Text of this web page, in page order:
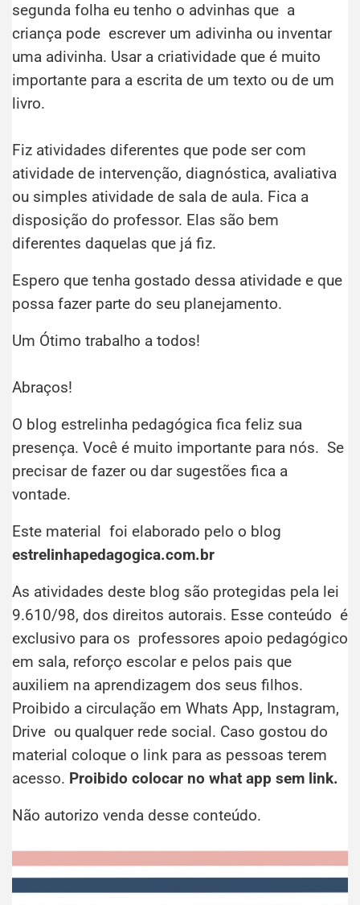
segunda folha eu tenho o advinhas que a
criança pode escrever um adivinha ou inventar
uma adivinha. Usar a criatividade que é muito
importante para a escrita de um texto ou de um
livro.
Fiz atividades diferentes que pode ser com
atividade de intervenção, diagnóstica, avaliativa
ou simples atividade de sala de aula. Fica a
disposição do professor. Elas são bem
diferentes daquelas que já fiz.
Espero que tenha gostado dessa atividade e que
possa fazer parte do seu planejamento.
Um Ótimo trabalho a todos!
Abraços!
O blog estrelinha pedagógica fica feliz sua
presença. Você é muito importante para nós. Se
precisar de fazer ou dar sugestões fica a
vontade.
Este material foi elaborado pelo o blog
estrelinhapedagogica.com.br
As atividades deste blog são protegidas pela lei
9.610/98, dos direitos autorais. Esse conteúdo é
exclusivo para os professores apoio pedagógico
em sala, reforço escolar e pelos pais que
auxiliem na aprendizagem dos seus filhos.
Proibido a circulação em Whats App, Instagram,
Drive ou qualquer rede social. Caso gostou do
material coloque o link para as pessoas terem
acesso. Proibido colocar no what app sem link.
Não autorizo venda desse conteúdo.